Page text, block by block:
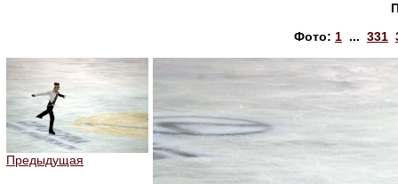
Фото: 1 ... 331
Предыдущая